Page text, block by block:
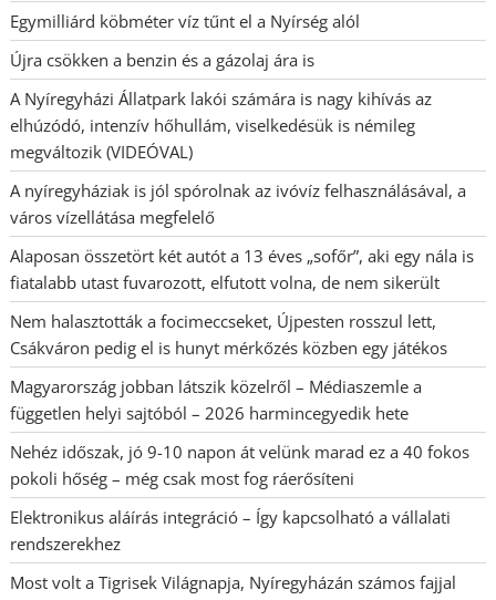
Egymilliárd köbméter víz tűnt el a Nyírség alól
Újra csökken a benzin és a gázolaj ára is
A Nyíregyházi Állatpark lakói számára is nagy kihívás az
elhúzódó, intenzív hőhullám, viselkedésük is némileg
megváltozik (VIDEÓVAL)
A nyíregyháziak is jól spórolnak az ivóvíz felhasználásával, a
város vízellátása megfelelő
Alaposan összetört két autót a 13 éves „sofőr”, aki egy nála is
fiatalabb utast fuvarozott, elfutott volna, de nem sikerült
Nem halasztották a focimeccseket, Újpesten rosszul lett,
Csákváron pedig el is hunyt mérkőzés közben egy játékos
Magyarország jobban látszik közelről – Médiaszemle a
független helyi sajtóból – 2026 harmincegyedik hete
Nehéz időszak, jó 9-10 napon át velünk marad ez a 40 fokos
pokoli hőség – még csak most fog ráerősíteni
Elektronikus aláírás integráció – Így kapcsolható a vállalati
rendszerekhez
Most volt a Tigrisek Világnapja, Nyíregyházán számos fajjal